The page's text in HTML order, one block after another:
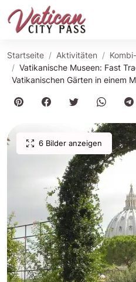
Startseite Aktivitäten
Vatikanische Museen: Fast
Vatikanischen Gärten in einem
6 Bilder anzeigen